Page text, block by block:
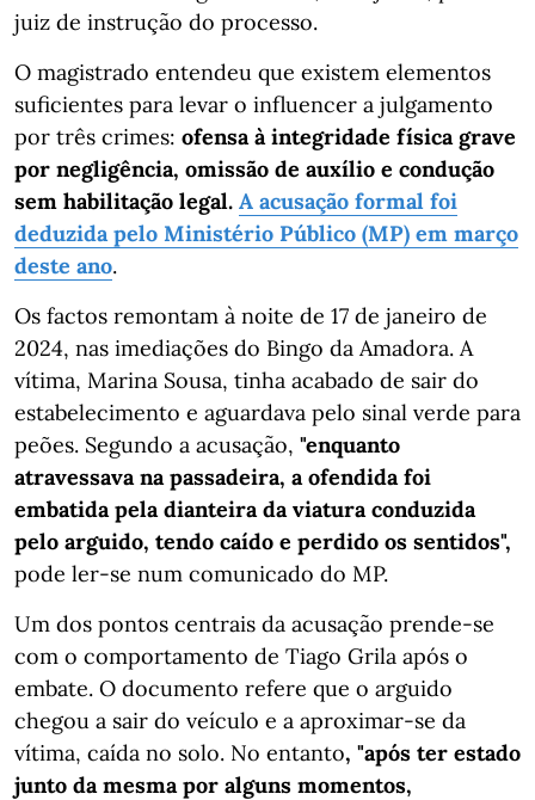
juiz de instrução do processo.
O magistrado entendeu que existem elementos
suficientes para levar o influencer a julgamento
por três crimes: ofensa à integridade física grave
por negligência, omissão de auxílio e condução
sem habilitação legal. A acusação formal foi
deduzida pelo Ministério Público (MP) em março
deste ano.
Os factos remontam à noite de 17 de janeiro de
2024, nas imediações do Bingo da Amadora. A
vítima, Marina Sousa, tinha acabado de sair do
estabelecimento e aguardava pelo sinal verde para
peões. Segundo a acusação, "enquanto
atravessava na passadeira, a ofendida foi
embatida pela dianteira da viatura conduzida
pelo arguido, tendo caído e perdido os sentidos",
pode ler-se num comunicado do MP.
Um dos pontos centrais da acusação prende-se
com o comportamento de Tiago Grila após o
embate. O documento refere que o arguido
chegou a sair do veículo e a aproximar-se da
vítima, caída no solo. No entanto, "após ter estado
junto da mesma por alguns momentos,